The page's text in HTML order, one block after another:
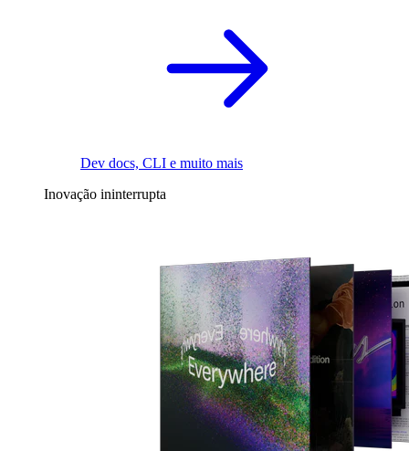
Dev docs, CLI e muito mais
Inovação ininterrupta